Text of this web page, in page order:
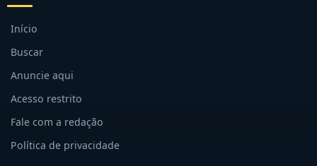
Início
Buscar
Anuncie aqui
Acesso restrito
Fale com a redação
Política de privacidade